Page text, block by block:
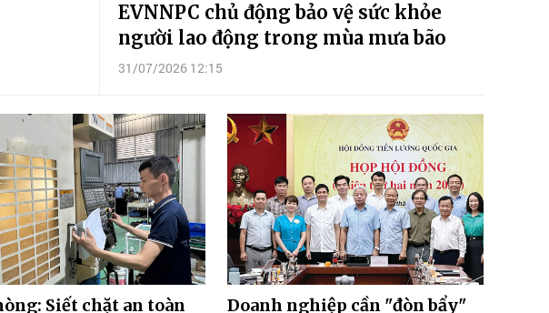
EVNNPC chủ động bảo vệ sức khỏe
người lao động trong mùa mưa bão
31/07/2026 12:15
Siết chặt an toàn
Doanh nghiệp cần "đòn bẩy"